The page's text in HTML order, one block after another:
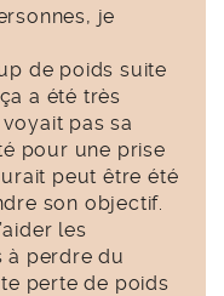
je
de poids suite
a été très
pas sa
pour une prise
peut être été
son objectif.
les
à perdre du
perte de poids